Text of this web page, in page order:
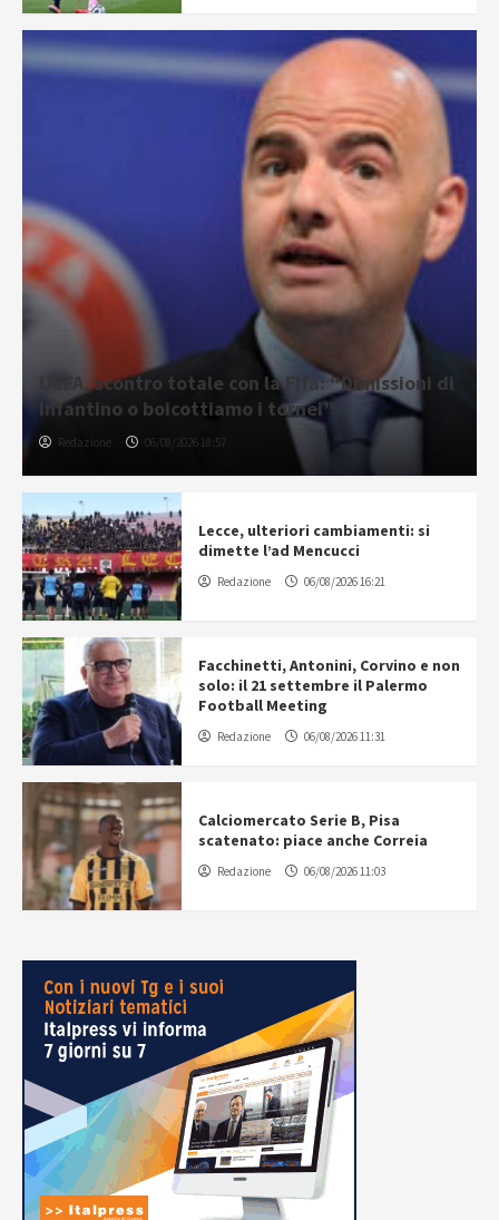
UEFA, scontro totale con la Fifa: “Dimissioni di
Infantino o boicottiamo i tornei”
Redazione 06/08/2026 18:57
Lecce, ulteriori cambiamenti: si
dimette l’ad Mencucci
Redazione 06/08/2026 16:21
Facchinetti, Antonini, Corvino e non
solo: il 21 settembre il Palermo
Football Meeting
Redazione 06/08/2026 11:31
Calciomercato Serie B, Pisa
scatenato: piace anche Correia
Redazione 06/08/2026 11:03